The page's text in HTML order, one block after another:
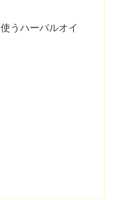
うハーバルオイ